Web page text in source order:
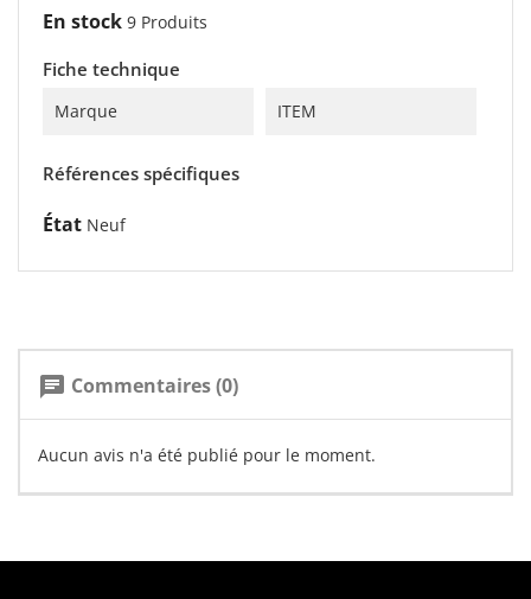
En stock 9 Produits
Fiche technique
Marque ITEM
Références spécifiques
État Neuf
chat Commentaires (0)
Aucun avis n'a été publié pour le moment.